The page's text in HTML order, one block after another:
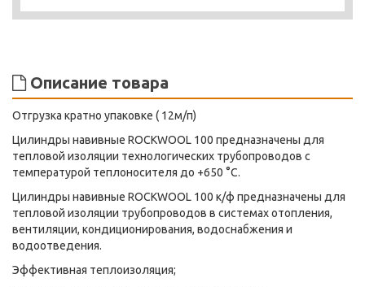
Описание товара
Отгрузка кратно упаковке ( 12м/п)
Цилиндры навивные ROCKWOOL 100 предназначены для
тепловой изоляции технологических трубопроводов с
температурой теплоносителя до +650 °С.
Цилиндры навивные ROCKWOOL 100 к/ф предназначены для
тепловой изоляции трубопроводов в системах отопления,
вентиляции, кондиционирования, водоснабжения и
водоотведения.
Эффективная теплоизоляция;